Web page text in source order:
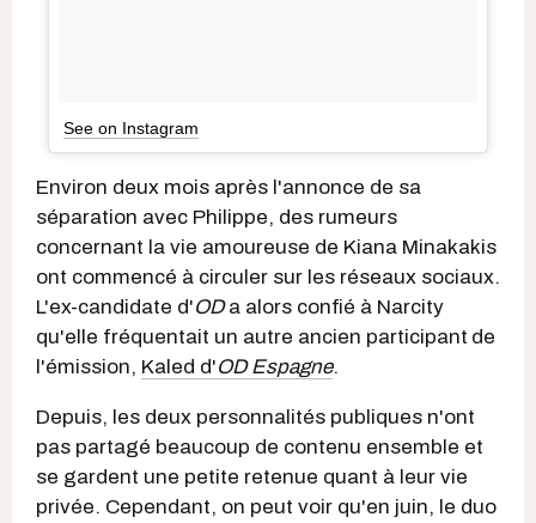
See on Instagram
Environ deux mois après l'annonce de sa
séparation avec Philippe, des rumeurs
concernant la vie amoureuse de Kiana Minakakis
ont commencé à circuler sur les réseaux sociaux.
L'ex-candidate d'ODa alors confié à Narcity
qu'elle fréquentait un autre ancien participant de
l'émission, Kaled d'OD Espagne.
Depuis, les deux personnalités publiques n'ont
pas partagé beaucoup de contenu ensemble et
se gardent une petite retenue quant à leur vie
privée. Cependant, on peut voir qu'en juin, le duo